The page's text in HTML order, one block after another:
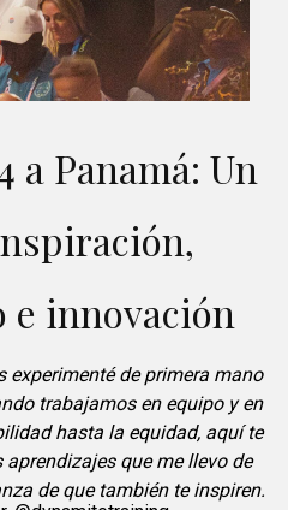
a Panamá: Un
innovación
experimenté de primera mano
trabajamos en equipo y en
hasta la equidad, aquí te
que me llevo de
de que también te inspiren.